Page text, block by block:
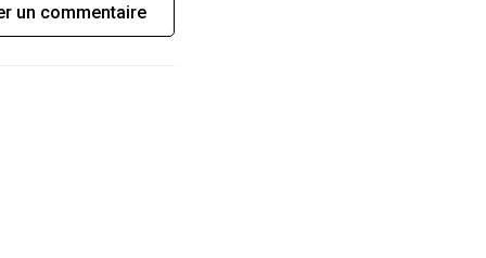
un commentaire
une question